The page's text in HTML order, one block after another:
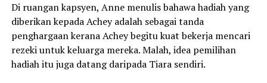
Di ruangan kapsyen, Anne menulis bahawa hadiah yang
diberikan kepada Achey adalah sebagai tanda
penghargaan kerana Achey begitu kuat bekerja mencari
rezeki untuk keluarga mereka. Malah, idea pemilihan
hadiah itu juga datang daripada Tiara sendiri.